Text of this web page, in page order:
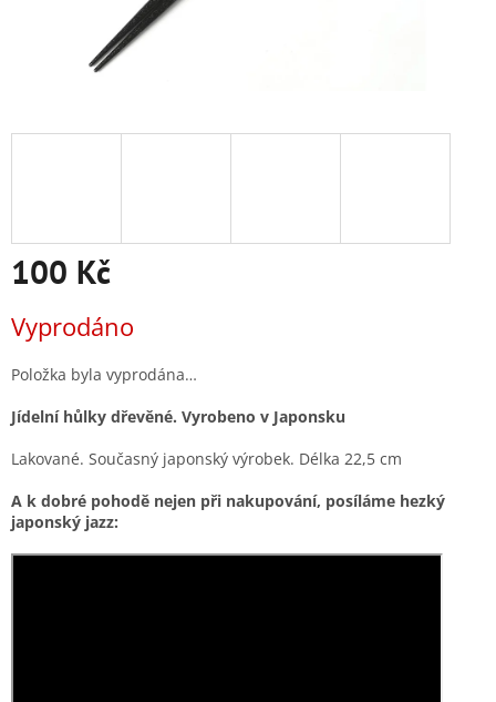
100 Kč
cena:
Vyprodáno
Položka byla vyprodána…
Jídelní hůlky dřevěné. Vyrobeno v Japonsku
Lakované. Současný japonský výrobek. Délka 22,5 cm
A k dobré pohodě nejen při nakupování, posíláme hezký
japonský jazz: